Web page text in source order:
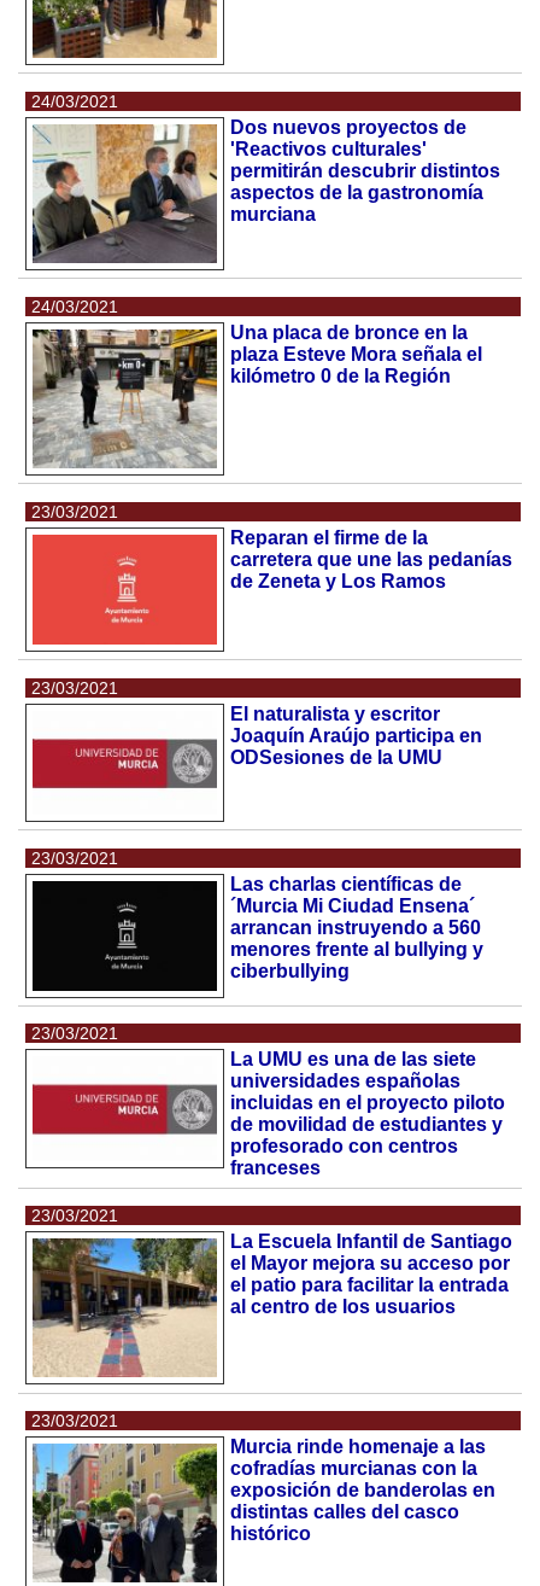
24/03/2021
Dos nuevos proyectos de
'Reactivos culturales'
permitirán descubrir distintos
aspectos de la gastronomía
murciana
24/03/2021
Una placa de bronce en la
plaza Esteve Mora señala el
kilómetro 0 de la Región
23/03/2021
Reparan el firme de la
carretera que une las pedanías
de Zeneta y Los Ramos
23/03/2021
El naturalista y escritor
Joaquín Araújo participa en
ODSesiones de la UMU
23/03/2021
Las charlas científicas de
´Murcia Mi Ciudad Ensena´
arrancan instruyendo a 560
menores frente al bullying y
ciberbullying
23/03/2021
La UMU es una de las siete
universidades españolas
incluidas en el proyecto piloto
de movilidad de estudiantes y
profesorado con centros
franceses
23/03/2021
La Escuela Infantil de Santiago
el Mayor mejora su acceso por
el patio para facilitar la entrada
al centro de los usuarios
23/03/2021
Murcia rinde homenaje a las
cofradías murcianas con la
exposición de banderolas en
distintas calles del casco
histórico